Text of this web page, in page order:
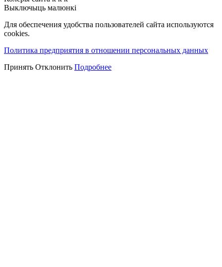
Выключыць малюнкі
Для обеспечения удобства пользователей сайта используются
cookies.
Политика предприятия в отношении персональных данных
Принять Отклонить Подробнее